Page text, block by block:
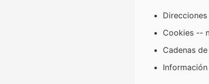
Cookies --
Cadenas